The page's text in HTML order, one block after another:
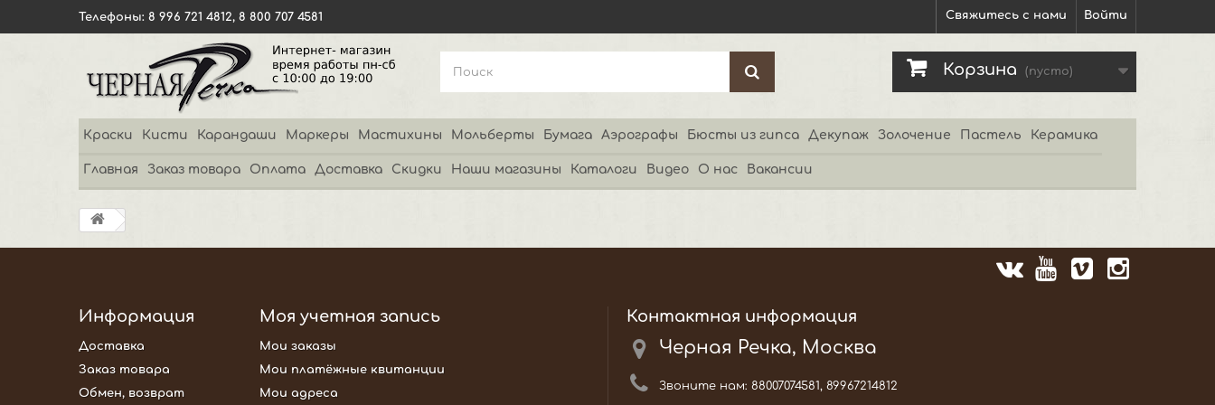
Войти
Свяжитесь с нами
Телефоны: 8 996 721 4812, 8 800 707 4581
Корзина (пусто)
Краски Кисти Карандаши Маркеры Мастихины Мольберты Бумага Аэрографы Бюсты из гипса Декупаж Золочение Пастель Керамика
Главная Заказ товара Оплата Доставка Скидки Наши магазины Каталоги Видео О нас Вакансии
Информация
Доставка
Заказ товара
Обмен, возврат
Моя учетная запись
Мои заказы
Мои платёжные квитанции
Мои адреса
Контактная информация
Черная Речка, Москва
Звоните нам: 88007074581, 89967214812